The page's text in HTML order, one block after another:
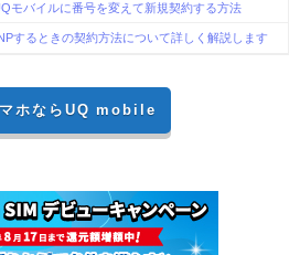
モバイルに番号を変えて新規契約する方法
するときの契約方法について詳しく解説します
ホならUQ mobile